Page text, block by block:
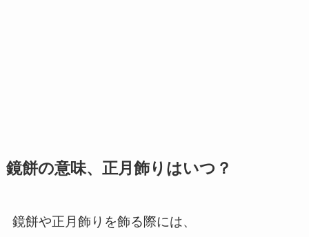
鏡餅の意味、正月飾りはいつ？
鏡餅や正月飾りを飾る際には、